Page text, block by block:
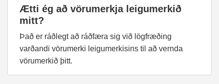
Ætti ég að vörumerkja leigumerkið
mitt?
Það er ráðlegt að ráðfæra sig við lögfræðing
varðandi vörumerki leigumerkisins til að vernda
vörumerkið þitt.